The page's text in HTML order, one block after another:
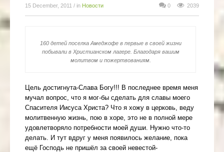
15 December, 2011 / in Новости 0 2039
160 детей поселка Амеджофе в первые в своей жизни
побывали в Христианском лагере. Благодаря вашим
молитвом и пожертвованиям.
Цель достигнута-Слава Богу!!! В последнее время меня
мучал вопрос, что я мог-бы сделать для славы моего
Спасителя Иисуса Христа? Что я хожу в церковь, веду
молитвенную жизнь, пою в хоре, это не в полной мере
удовлетворяло потребности моей души. Нужно что-то
делать. И тут вдруг у меня появилось желание, пока
ещё Господь не пришёл за своей невестой-